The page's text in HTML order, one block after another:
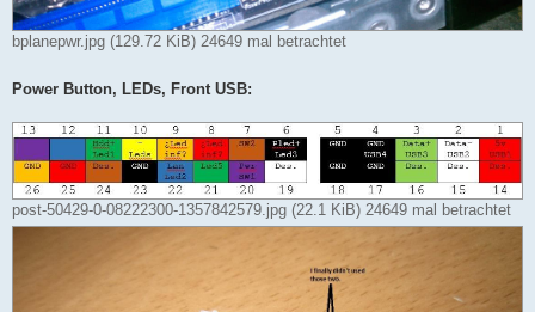
bplanepwr.jpg (129.72 KiB) 24649 mal betrachtet
Power Button, LEDs, Front USB:
post-50429-0-08222300-1357842579.jpg (22.1 KiB) 24649 mal betrachtet